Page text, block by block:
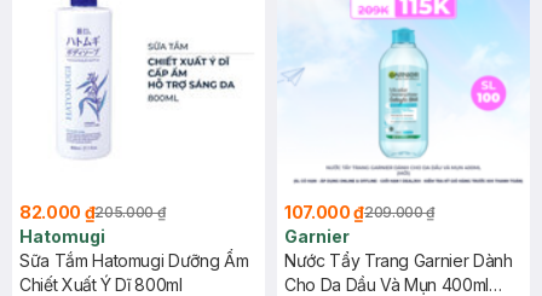
82.000 ₫205.000 ₫
Hatomugi
Sữa Tắm Hatomugi Dưỡng Ẩm
Chiết Xuất Ý Dĩ 800ml
107.000 ₫209.000 ₫
Garnier
Nước Tẩy Trang Garnier Dành
Cho Da Dầu Và Mụn 400ml